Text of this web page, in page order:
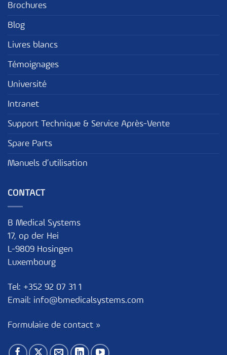
Brochures
Blog
Livres blancs
Témoignages
Université
Intranet
Support Technique & Service Après-Vente
Spare Parts
Manuels d’utilisation
CONTACT
B Medical Systems
17, op der Hei
L-9809 Hosingen
Luxembourg
Tel: +352 92 07 31 1
Email: info@bmedicalsystems.com
Formulaire de contact »